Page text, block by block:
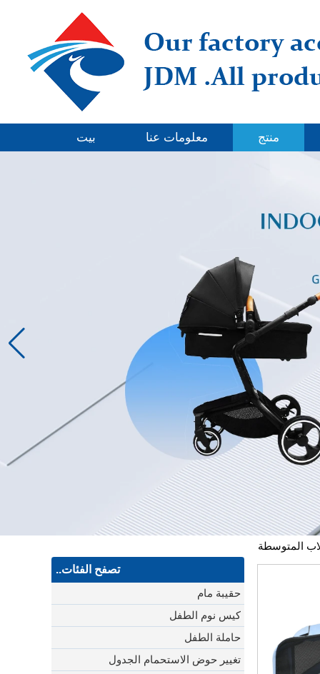
بيت معلومات عنا منتج
المتوسطة
تصفح الفئات..
حقيبة مام
كيس نوم الطفل
حاملة الطفل
تغيير حوض الاستحمام الجدول